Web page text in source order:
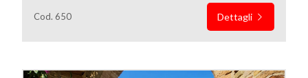
Cod. 650 Dettagli